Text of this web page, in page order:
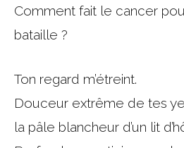
Comment fait le cancer
bataille ?
Ton regard m’étreint.
Douceur extrême de tes
la pâle blancheur d’un lit